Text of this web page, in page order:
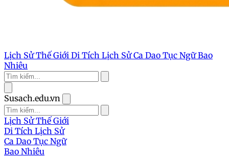
Lịch Sử Thế Giới Di Tích Lịch SửCa Dao Tục NgữBao
Nhiêu
Susach.edu.vn
Lịch Sử Thế Giới
Di Tích Lịch Sử
Ca Dao Tục Ngữ
Bao Nhiêu